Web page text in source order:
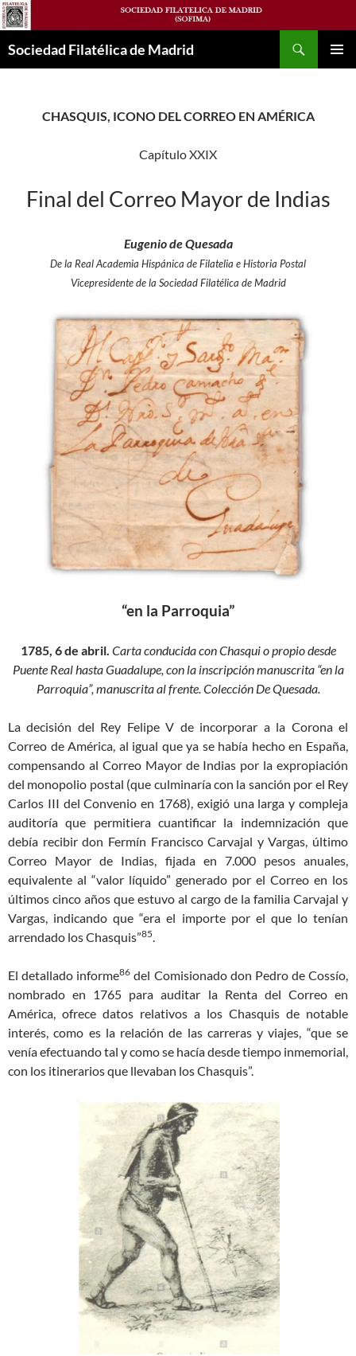
Saltar
al
contenido
Sociedad Filatélica de Madrid
CHASQUIS, ICONO DEL CORREO EN AMÉRICA
Capítulo XXIX
Final del Correo Mayor de Indias
Eugenio de Quesada
De la Real Academia Hispánica de Filatelia e Historia Postal
Vicepresidente de la Sociedad Filatélica de Madrid
“en la Parroquia”
1785, 6 de abril. Carta conducida con Chasqui o propio desde
Puente Real hasta Guadalupe, con la inscripción manuscrita “en la
Parroquia”, manuscrita al frente. Colección De Quesada.
La decisión del Rey Felipe V de incorporar a la Corona el
Correo de América, al igual que ya se había hecho en España,
compensando al Correo Mayor de Indias por la expropiación
del monopolio postal (que culminaría con la sanción por el Rey
Carlos III del Convenio en 1768), exigió una larga y compleja
auditoría que permitiera cuantificar la indemnización que
debía recibir don Fermín Francisco Carvajal y Vargas, último
Correo Mayor de Indias, fijada en 7.000 pesos anuales,
equivalente al “valor líquido” generado por el Correo en los
últimos cinco años que estuvo al cargo de la familia Carvajal y
Vargas, indicando que “era el importe por el que lo tenían
arrendado los Chasquis”85.
El detallado informe86 del Comisionado don Pedro de Cossío,
nombrado en 1765 para auditar la Renta del Correo en
América, ofrece datos relativos a los Chasquis de notable
interés, como es la relación de las carreras y viajes, “que se
venía efectuando tal y como se hacía desde tiempo inmemorial,
con los itinerarios que llevaban los Chasquis”.